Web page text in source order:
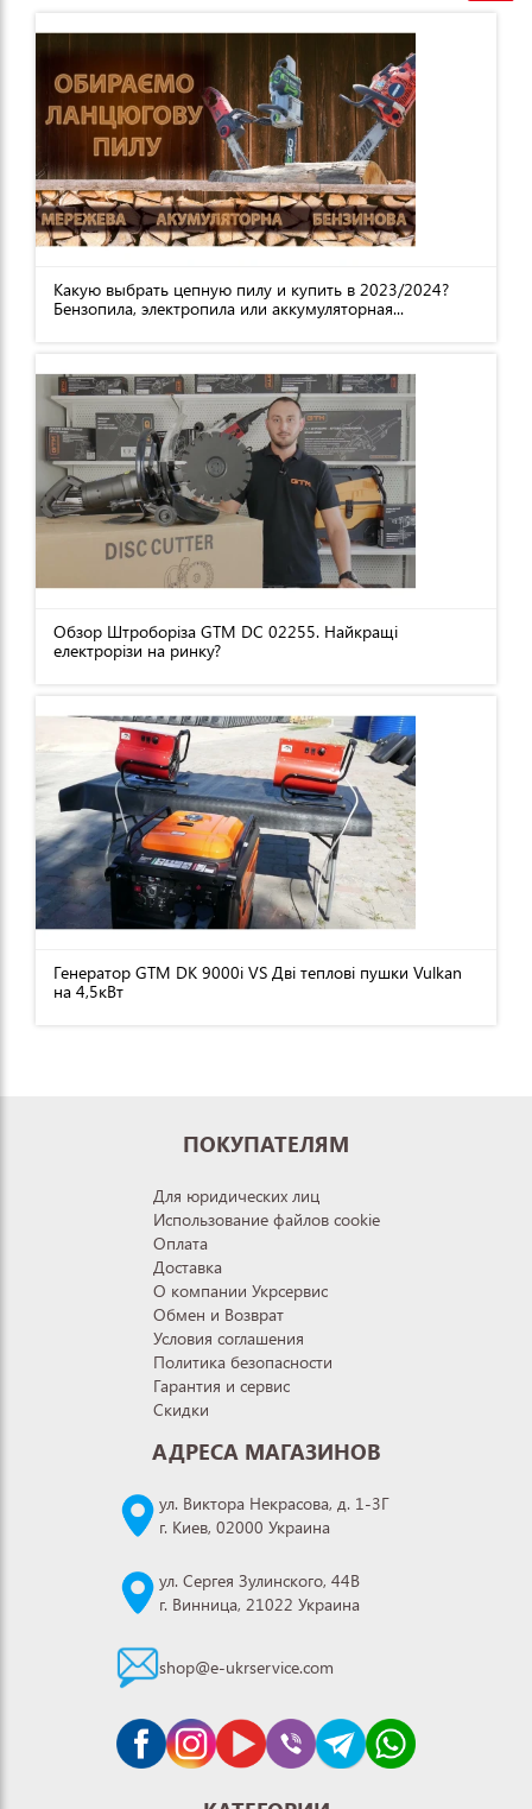
Какую выбрать цепную пилу и купить в 2023/2024?
Бензопила, электропила или аккумуляторная...
Обзор Штроборіза GTM DC 02255. Найкращі
електрорізи на ринку?
Генератор GTM DK 9000i VS Дві теплові пушки Vulkan
на 4,5кВт
ПОКУПАТЕЛЯМ
Для юридических лиц
Использование файлов cookie
Оплата
Доставка
О компании Укрсервис
Обмен и Возврат
Условия соглашения
Политика безопасности
Гарантия и сервис
Скидки
АДРЕСА МАГАЗИНОВ
ул. Виктора Некрасова, д. 1-3Г
г. Киев, 02000 Украина
ул. Сергея Зулинского, 44В
г. Винница, 21022 Украина
shop@e-ukrservice.com